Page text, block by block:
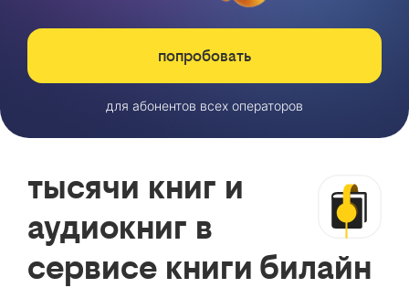
попробовать
для абонентов всех операторов
тысячи книг и
аудиокниг в
сервисе книги билайн